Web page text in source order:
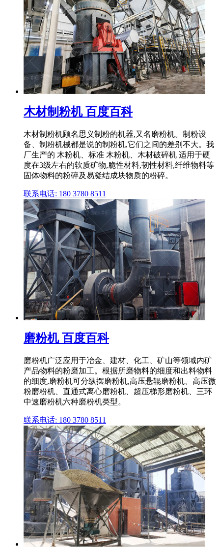
木材制粉机 百度百科
木材制粉机顾名思义制粉的机器,又名磨粉机。制粉设
备、制粉机械都是说的制粉机,它们之间的差别不大。我
厂生产的 木粉机、标准 木粉机、木材破碎机 适用于硬
度在3级左右的软质矿物,脆性材料,韧性材料,纤维物料等
固体物料的粉碎及易凝结成块物质的粉碎。
联系电话: 180 3780 8511
磨粉机 百度百科
磨粉机广泛应用于冶金、建材、化工、矿山等领域内矿
产品物料的粉磨加工。根据所磨物料的细度和出料物料
的细度,磨粉机可分纵摆磨粉机,高压悬辊磨粉机、高压微
粉磨粉机、直通式离心磨粉机、超压梯形磨粉机、三环
中速磨粉机六种磨粉机类型。
联系电话: 180 3780 8511